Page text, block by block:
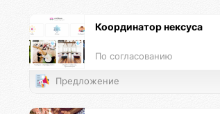
Координатор нексуса
По согласованию
Предложение